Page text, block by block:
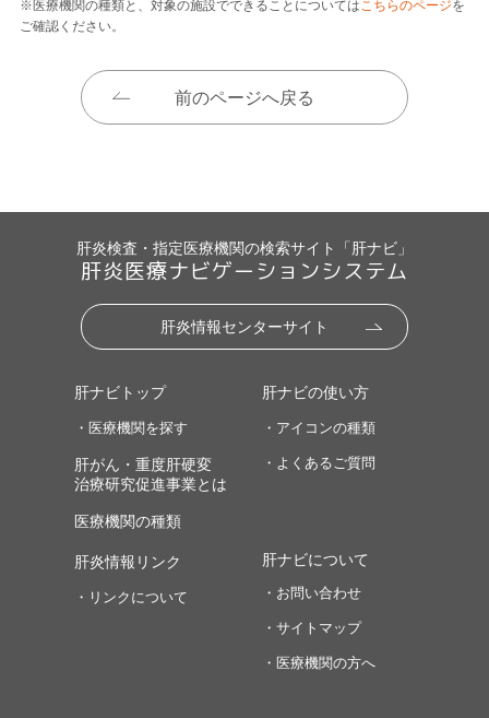
※医療機関の種類と、対象の施設でできることについてはこちらのページを
ご確認ください。
前のページへ戻る
肝炎検査・指定医療機関の検索サイト「肝ナビ」
肝炎医療ナビゲーションシステム
肝炎情報センターサイト
肝ナビトップ
・医療機関を探す
肝がん・重度肝硬変
治療研究促進事業とは
医療機関の種類
肝ナビの使い方
・アイコンの種類
・よくあるご質問
肝炎情報リンク
・リンクについて
肝ナビについて
・お問い合わせ
・サイトマップ
・医療機関の方へ